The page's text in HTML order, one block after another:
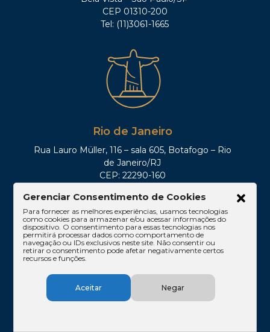
CEP 01310-200
Tel: (11)3061-1665
Rio de Janeiro
Rua Lauro Müller, 116 – sala 605, Botafogo – Rio
de Janeiro/RJ
CEP: 22290-160
Brasília
Gerenciar Consentimento de Cookies
Para fornecer as melhores experiências, usamos tecnologias
como cookies para armazenar e/ou acessar informações do
dispositivo. O consentimento para essas tecnologias nos
permitirá processar dados como comportamento de
navegação ou IDs exclusivos neste site. Não consentir ou
retirar o consentimento pode afetar negativamente certos
recursos e funções.
Aceitar Negar